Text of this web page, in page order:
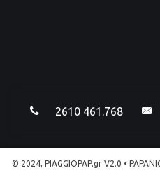
2610 461.768
© 2024, PIAGGIOPAP.gr V2.0 •